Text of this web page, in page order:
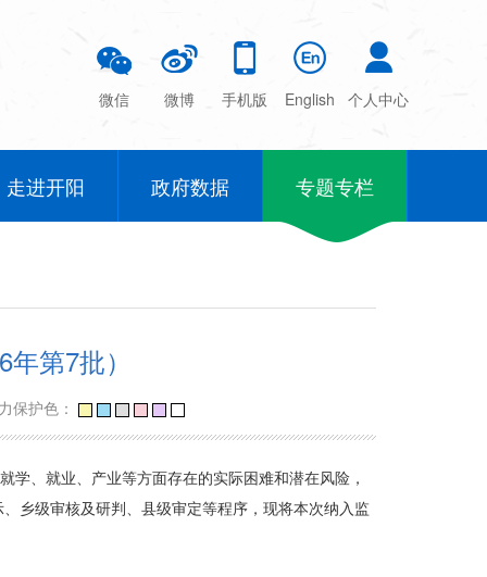
微信 微博 手机版 English 个人中心
走进开阳 政府数据 专题专栏
第7批）
保护色：
学、就业、产业等方面存在的实际困难和潜在风险，
乡级审核及研判、县级审定等程序，现将本次纳入监